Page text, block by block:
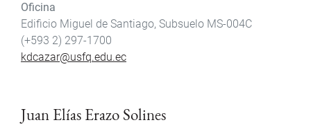
Oficina
Edificio Miguel de Santiago, Subsuelo MS-004C
(+593 2) 297-1700
kdcazar@usfq.edu.ec
Juan Elías Erazo Solines